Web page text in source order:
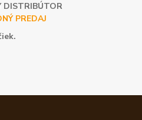
PREDAJ